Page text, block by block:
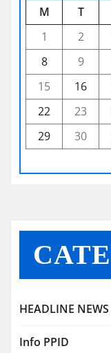
M
T
1
2
8
9
15
16
22
23
29
30
HEADLINE NEWS
Info PPID